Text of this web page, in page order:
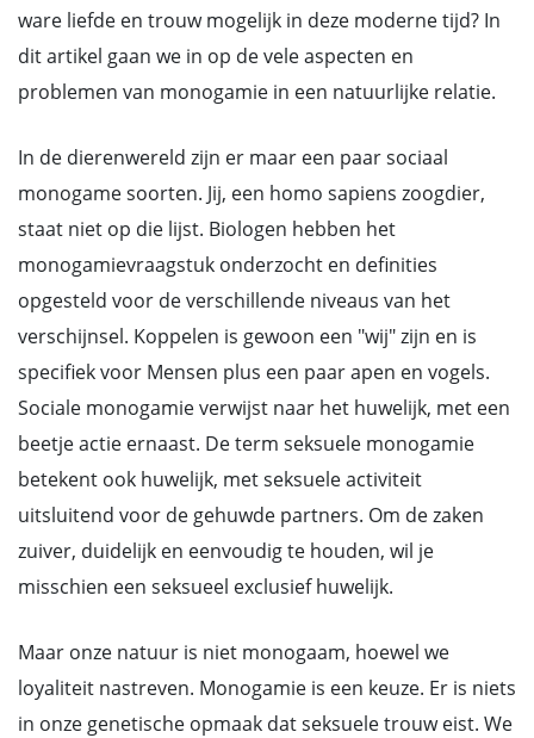
ware liefde en trouw mogelijk in deze moderne tijd? In
dit artikel gaan we in op de vele aspecten en
problemen van monogamie in een natuurlijke relatie.
In de dierenwereld zijn er maar een paar sociaal
monogame soorten. Jij, een homo sapiens zoogdier,
staat niet op die lijst. Biologen hebben het
monogamievraagstuk onderzocht en definities
opgesteld voor de verschillende niveaus van het
verschijnsel. Koppelen is gewoon een "wij" zijn en is
specifiek voor Mensen plus een paar apen en vogels.
Sociale monogamie verwijst naar het huwelijk, met een
beetje actie ernaast. De term seksuele monogamie
betekent ook huwelijk, met seksuele activiteit
uitsluitend voor de gehuwde partners. Om de zaken
zuiver, duidelijk en eenvoudig te houden, wil je
misschien een seksueel exclusief huwelijk.
Maar onze natuur is niet monogaam, hoewel we
loyaliteit nastreven. Monogamie is een keuze. Er is niets
in onze genetische opmaak dat seksuele trouw eist. We